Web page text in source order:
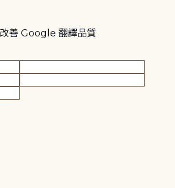
善 Google 翻譯品質